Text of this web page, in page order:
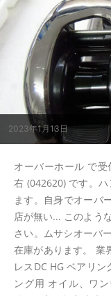
2023年1月13日
オーバーホール で
右 (042620) です。
ます。自身でオーバ
店が無い... このよう
さい。ムサシオーバ
在庫があります。 業
レスDC HG ベアリ
ング用 オイル、ワ